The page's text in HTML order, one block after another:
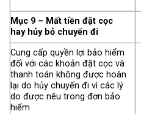
Mục 9 – Mất tiền đặt cọc
hay hủy bỏ chuyến đi
Cung cấp quyền lợi bảo hiểm
đối với các khoản đặt cọc và
thanh toán không được hoàn
lại do hủy chuyến đi vì các lý
do được nêu trong đơn bảo
hiểm